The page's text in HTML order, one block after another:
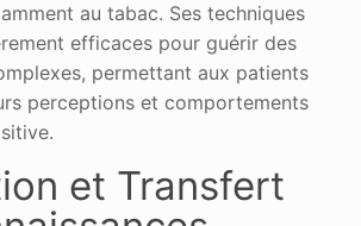
au tabac. Ses techniques
efficaces pour guérir des
permettant aux patients
perceptions et comportements
et Transfert